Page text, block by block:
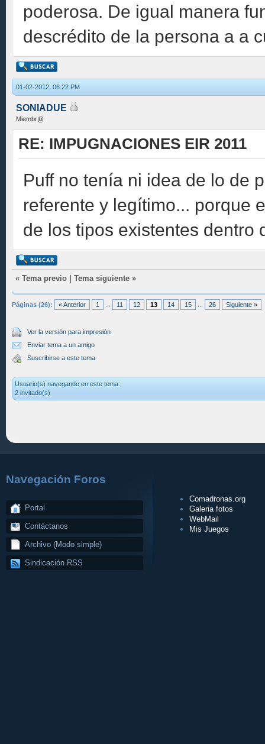
poderosa. De igual manera
descrédito de la persona a a
01-02-2012, 06:22 PM
SONIADUE
Miembr@
RE: IMPUGNACIONES EIR 2011
Puff no tenía ni idea de lo de
referente y legítimo... porque
de los tipos existentes dentro
« Tema previo Tema siguiente »
Páginas (26): « Anterior 1 11 12 13 14 15 26 Siguiente »
Ver la versión para impresión
Enviar tema a un amigo
Suscribirse a este tema
Usuario(s) navegando en este tema:
2 invitado(s)
Navegación Foros
Portal
Contáctanos
Archivo (Modo simple)
Sindicación RSS
Comadronas.org
Galeria fotos
WebMail
Mis Juegos